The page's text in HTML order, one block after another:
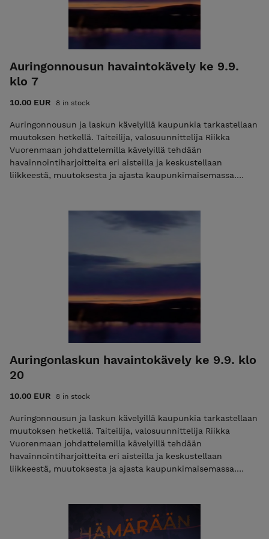
Auringonnousun havaintokävely ke 9.9.
klo 7
10.00 EUR 8 in stock
Auringonnousun ja laskun kävelyillä kaupunkia tarkastellaan
muutoksen hetkellä. Taiteilija, valosuunnittelija Riikka
Vuorenmaan johdattelemilla kävelyillä tehdään
havainnointiharjoitteita eri aisteilla ja keskustellaan
liikkeestä, muutoksesta ja ajasta kaupunkimaisemassa.
rajoitettu. Kerro lippua ostaessasi mahdollisista
erityistarpeistasi, pyrimme huomioimaan ne
mukaisesti. Voit halutessasi ottaa myös pienet eväät
Auringonlaskun havaintokävely ke 9.9. klo
20
10.00 EUR 8 in stock
Auringonnousun ja laskun kävelyillä kaupunkia tarkastellaan
muutoksen hetkellä. Taiteilija, valosuunnittelija Riikka
Vuorenmaan johdattelemilla kävelyillä tehdään
havainnointiharjoitteita eri aisteilla ja keskustellaan
liikkeestä, muutoksesta ja ajasta kaupunkimaisemassa.
Jyrhämänkujan laavu, Jyrhämänkuja, Rovaniemi Kesto: noin
45 min Osallistujamäärä on rajoitettu. Kerro lippua
ostaessasi mahdollisista erityistarpeistasi, pyrimme